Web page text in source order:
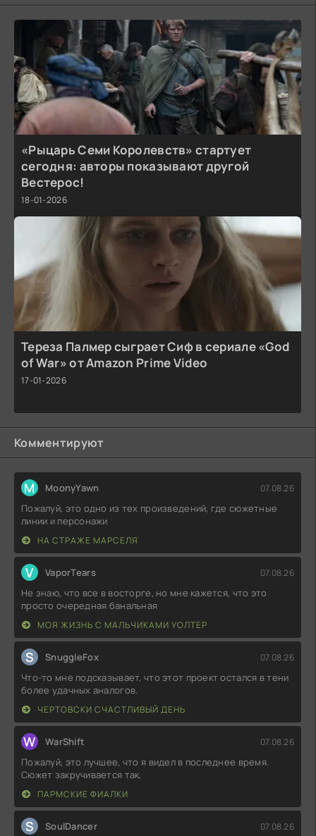
«Рыцарь Семи Королевств» стартует
сегодня: авторы показывают другой
Вестерос!
18-01-2026
Тереза Палмер сыграет Сиф в сериале «God
of War» от Amazon Prime Video
17-01-2026
Комментируют
M MoonyYawn 07.08.26
Пожалуй, это одно из тех произведений, где сюжетные
линии и персонажи
НА СТРАЖЕ МАРСЕЛЯ
V VaporTears 07.08.26
Не знаю, что все в восторге, но мне кажется, что это
просто очередная банальная
МОЯ ЖИЗНЬ С МАЛЬЧИКАМИ УОЛТЕР
S SnuggleFox 07.08.26
Что-то мне подсказывает, что этот проект остался в тени
более удачных аналогов.
ЧЕРТОВСКИ СЧАСТЛИВЫЙ ДЕНЬ
W WarShift 07.08.26
Пожалуй, это лучшее, что я видел в последнее время.
Сюжет закручивается так,
ПАРМСКИЕ ФИАЛКИ
S SoulDancer 07.08.26